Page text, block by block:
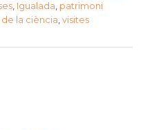
, Igualada, patrimoni
la ciència, visites